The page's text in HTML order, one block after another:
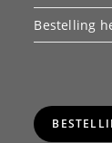
Bestelling